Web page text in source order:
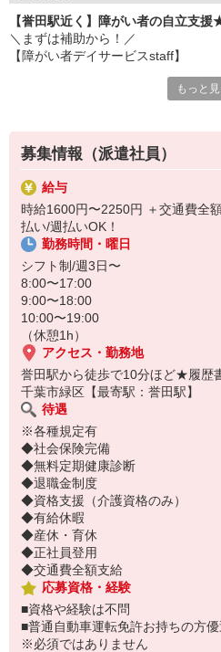
【誉田駅近く】障がい者の自立支
＼まずは補助から！／
【障がい者デイサービスstaff】
Q 具体的にどんなことをするの？
・送迎業務（ご希望の方のみ）な
Q 経験がなくても働ける？
A 経験や資格は問いません！
まずは短期2ヶ月の勤務からはじめ
もっと
募集情報（派遣社員）
給与
時給1600円〜2250円 ＋交通費全
払い/週払いOK！
勤務時間・曜日
シフト制/週3日〜
8:00〜17:00
9:00〜18:00
10:00〜19:00
（休憩1h）
アクセス・勤務地
誉田駅から徒歩で10分ほど★履歴
千葉市緑区【最寄駅：誉田駅】
待遇
※各種規定有
◆社会保険完備
◆無料定期健康診断
◆退職金制度
◆資格支援（介護資格のみ）
◆有給休暇
◆産休・育休
◆正社員登用
◆交通費全額支給
応募資格・経験
■資格や経験は不問
■普通自動車運転免許お持ちの方優
※必須ではありません